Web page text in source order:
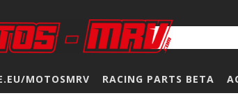
MOTOSMRV RACING PARTS BETA